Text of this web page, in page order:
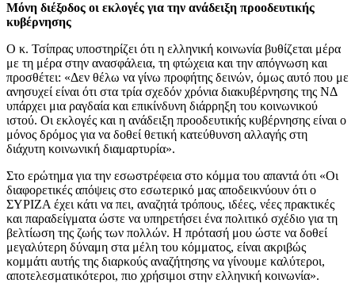
Μόνη διέξοδος οι εκλογές για την ανάδειξη προοδευτικής
κυβέρνησης
Ο κ. Τσίπρας υποστηρίζει ότι η ελληνική κοινωνία βυθίζεται μέρα
με τη μέρα στην ανασφάλεια, τη φτώχεια και την απόγνωση και
προσθέτει: «Δεν θέλω να γίνω προφήτης δεινών, όμως αυτό που με
ανησυχεί είναι ότι στα τρία σχεδόν χρόνια διακυβέρνησης της ΝΔ
υπάρχει μια ραγδαία και επικίνδυνη διάρρηξη του κοινωνικού
ιστού. Οι εκλογές και η ανάδειξη προοδευτικής κυβέρνησης είναι ο
μόνος δρόμος για να δοθεί θετική κατεύθυνση αλλαγής στη
διάχυτη κοινωνική διαμαρτυρία».
Στο ερώτημα για την εσωστρέφεια στο κόμμα του απαντά ότι «Οι
διαφορετικές απόψεις στο εσωτερικό μας αποδεικνύουν ότι ο
ΣΥΡΙΖΑ έχει κάτι να πει, αναζητά τρόπους, ιδέες, νέες πρακτικές
και παραδείγματα ώστε να υπηρετήσει ένα πολιτικό σχέδιο για τη
βελτίωση της ζωής των πολλών. Η πρότασή μου ώστε να δοθεί
μεγαλύτερη δύναμη στα μέλη του κόμματος, είναι ακριβώς
κομμάτι αυτής της διαρκούς αναζήτησης να γίνουμε καλύτεροι,
αποτελεσματικότεροι, πιο χρήσιμοι στην ελληνική κοινωνία».